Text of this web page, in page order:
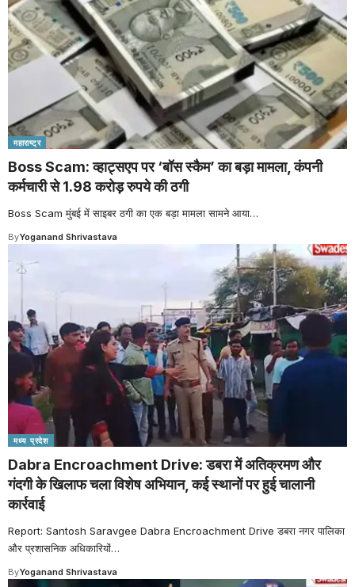
महाराष्ट्र
Boss Scam: व्हाट्सएप पर ‘बॉस स्कैम’ का बड़ा मामला, कंपनी
कर्मचारी से 1.98 करोड़ रुपये की ठगी
Boss Scam मुंबई में साइबर ठगी का एक बड़ा मामला सामने आया…
ByYoganand Shrivastava
मध्य प्रदेश
Dabra Encroachment Drive: डबरा में अतिक्रमण और
गंदगी के खिलाफ चला विशेष अभियान, कई स्थानों पर हुई चालानी
कार्रवाई
Report: Santosh Saravgee Dabra Encroachment Drive डबरा नगर पालिका
और प्रशासनिक अधिकारियों…
ByYoganand Shrivastava